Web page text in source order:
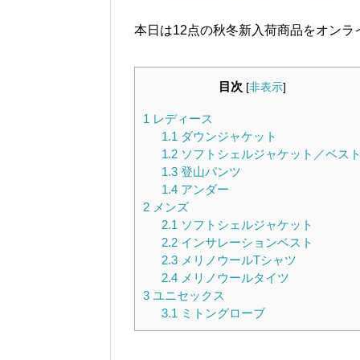
本日は12点の秋冬新入荷商品をオンラ
目次 [非表示]
1 レディース
1.1 ダウンジャケット
1.2ソフトシェルジャケット／ベスト
1.3登山パンツ
1.4アンダー
2 メンズ
2.1 ソフトシェルジャケット
2.2インサレーションベスト
2.3メリノウールTシャツ
2.4メリノウールタイツ
3 ユニセックス
3.1 ミトングローブ